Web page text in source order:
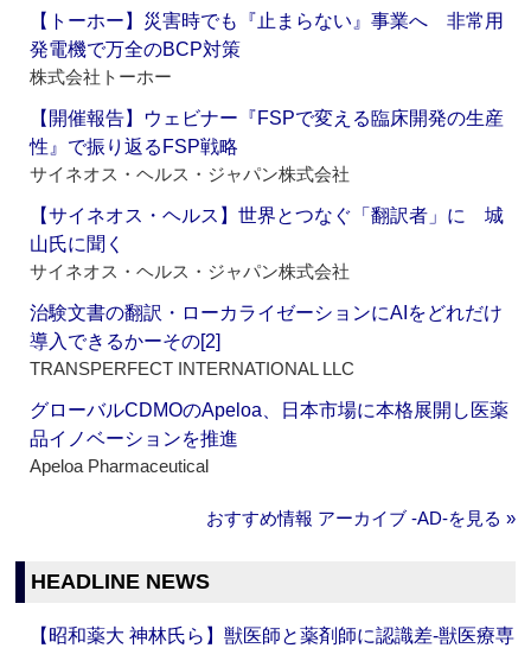
【トーホー】災害時でも『止まらない』事業へ 非常用
発電機で万全のBCP対策
株式会社トーホー
【開催報告】ウェビナー『FSPで変える臨床開発の生産
性』で振り返るFSP戦略
サイネオス・ヘルス・ジャパン株式会社
【サイネオス・ヘルス】世界とつなぐ「翻訳者」に 城
山氏に聞く
サイネオス・ヘルス・ジャパン株式会社
治験文書の翻訳・ローカライゼーションにAIをどれだけ
導入できるかーその[2]
TRANSPERFECT INTERNATIONAL LLC
グローバルCDMOのApeloa、日本市場に本格展開し医薬
品イノベーションを推進
Apeloa Pharmaceutical
おすすめ情報 アーカイブ ‐AD‐を見る »
HEADLINE NEWS
【昭和薬大 神林氏ら】獣医師と薬剤師に認識差‐獣医療専